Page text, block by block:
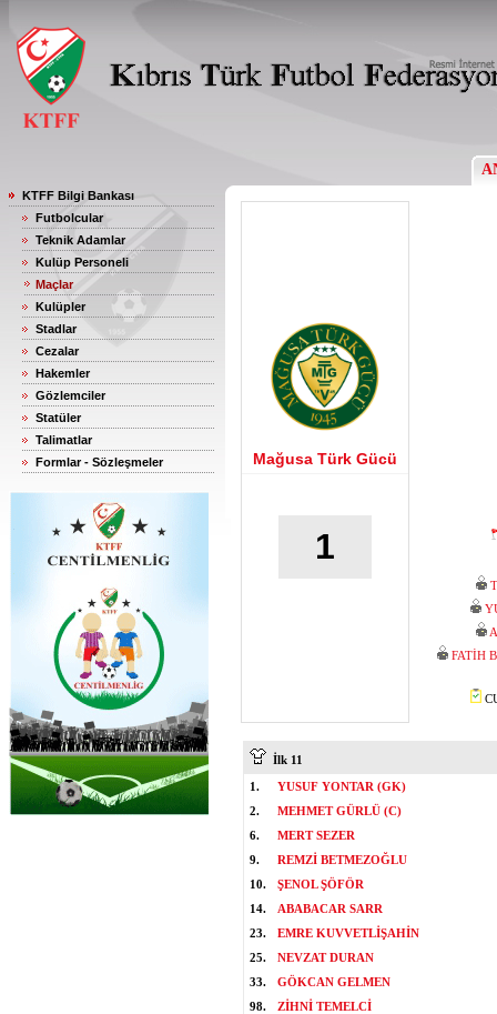
KTFF Bilgi Bankası
Futbolcular
Teknik Adamlar
Kulüp Personeli
Maçlar
Kulüpler
Stadlar
Cezalar
Hakemler
Gözlemciler
Statüler
Talimatlar
Formlar - Sözleşmeler
Mağusa Türk Gücü
1
FATİH
İlk 11
1.
YUSUF YONTAR (GK)
2.
MEHMET GÜRLÜ (C)
6.
MERT SEZER
9.
REMZİ BETMEZOĞLU
10.
ŞENOL ŞÖFÖR
14.
ABABACAR SARR
23.
EMRE KUVVETLİŞAHİN
25.
NEVZAT DURAN
33.
GÖKCAN GELMEN
98.
ZİHNİ TEMELCİ